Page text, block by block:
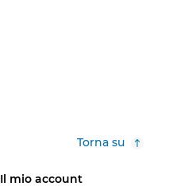
Torna su
Il mio account